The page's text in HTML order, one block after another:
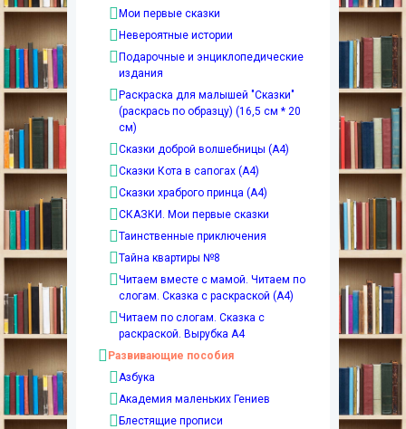
Мои первые сказки
Невероятные истории
Подарочные и энциклопедические
издания
Раскраска для малышей "Сказки"
(раскрась по образцу) (16,5 см * 20
см)
Сказки доброй волшебницы (А4)
Сказки Кота в сапогах (А4)
Сказки храброго принца (А4)
СКАЗКИ. Мои первые сказки
Таинственные приключения
Тайна квартиры №8
Читаем вместе с мамой. Читаем по
слогам. Сказка с раскраской (А4)
Читаем по слогам. Сказка с
раскраской. Вырубка А4
Развивающие пособия
Азбука
Академия маленьких Гениев
Блестящие прописи